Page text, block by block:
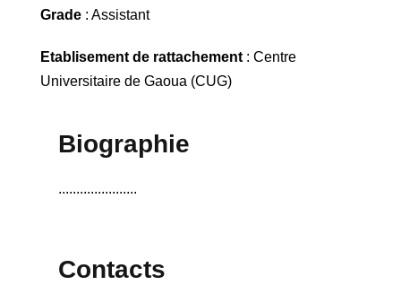
Grade: Assistant
Etablisement de rattachement: Centre
Universitaire de Gaoua (CUG)
Biographie
......................
Contacts